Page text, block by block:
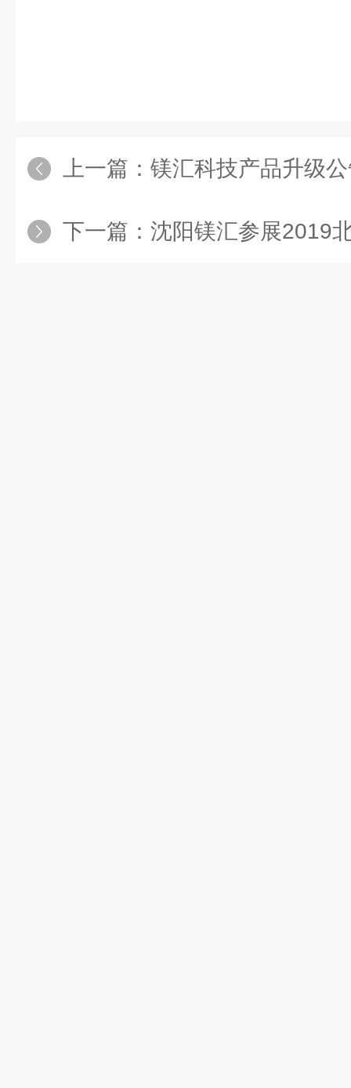
上一篇： 镁汇科技产品升级
下一篇： 沈阳镁汇参展2019北京分析测试